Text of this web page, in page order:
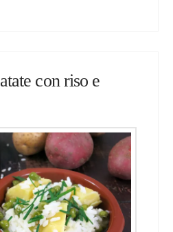
con riso e